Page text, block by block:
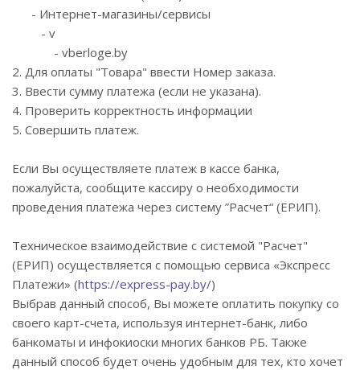
- Интернет-магазины/сервисы
- v
- vberloge.by
2. Для оплаты "Товара" ввести Номер заказа.
3. Ввести сумму платежа (если не указана).
4. Проверить корректность информации
5. Совершить платеж.
Если Вы осуществляете платеж в кассе банка,
пожалуйста, сообщите кассиру о необходимости
проведения платежа через систему ”Расчет“ (ЕРИП).
Техническое взаимодействие с системой "Расчет"
(ЕРИП) осуществляется с помощью сервиса «Экспресс
Платежи» (https://express-pay.by/)
Выбрав данный способ, Вы можете оплатить покупку со
своего карт-счета, используя интернет-банк, либо
банкоматы и инфокиоски многих банков РБ. Также
данный способ будет очень удобным для тех, кто хочет